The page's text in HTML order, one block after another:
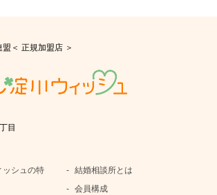
＜ 正規加盟店 ＞
目
ッシュの特
結婚相談所とは
会員構成